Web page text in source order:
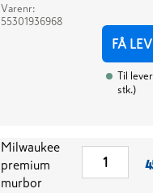
Varenr:
55301936968
FÅ
Til
stk.)
Milwaukee
premium
murbor